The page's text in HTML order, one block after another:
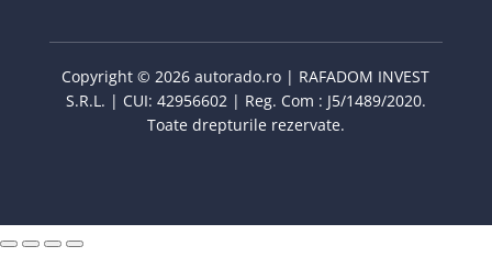
Copyright © 2026 autorado.ro | RAFADOM INVEST
S.R.L. | CUI: 42956602 | Reg. Com : J5/1489/2020.
Toate drepturile rezervate.